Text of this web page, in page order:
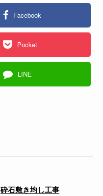
Facebook
Pocket
LINE
砕石敷き均し工事